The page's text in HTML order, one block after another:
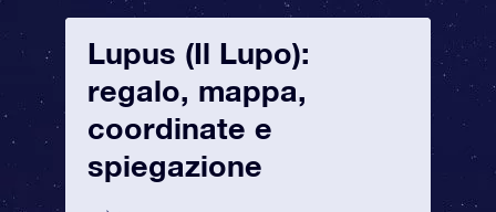
Lupus (Il Lupo):
regalo, mappa,
coordinate e
spiegazione